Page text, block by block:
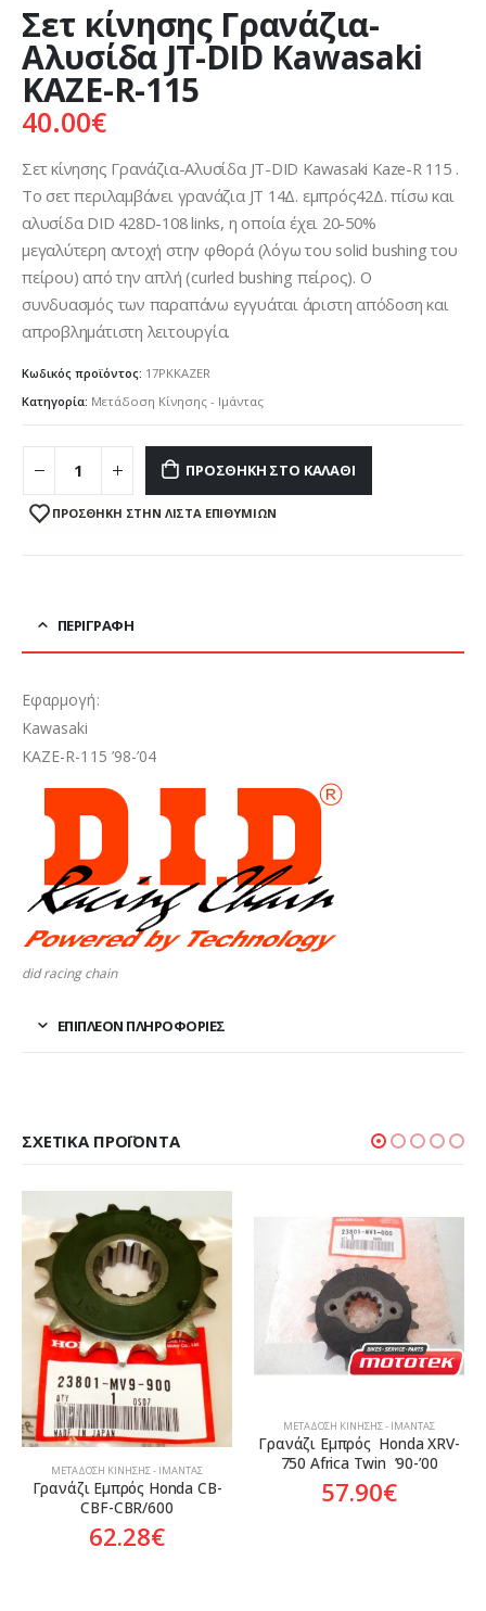
Σετ κίνησης Γρανάζια-
Αλυσίδα JT-DID Kawasaki
KAZE-R-115
40.00€
Σετ κίνησης Γρανάζια-Αλυσίδα JT-DID Kawasaki Kaze-R 115 .
Το σετ περιλαμβάνει γρανάζια JT 14Δ. εμπρός42Δ. πίσω και
αλυσίδα DID 428D-108 links, η οποία έχει 20-50%
μεγαλύτερη αντοχή στην φθορά (λόγω του solid bushing του
πείρου) από την απλή (curled bushing πείρος). Ο
συνδυασμός των παραπάνω εγγυάται άριστη απόδοση και
απροβλημάτιστη λειτουργία.
Κωδικός προϊόντος: 17PKKAZER
Κατηγορία: Μετάδοση Κίνησης - Ιμάντας
ΠΡΟΣΘΉΚΗ ΣΤΟ ΚΑΛΆΘΙ
ΠΡΌΣΘΉΚΗ ΣΤΗΝ ΛΊΣΤΑ ΕΠΙΘΥΜΙΏΝ
ΠΕΡΙΓΡΑΦΉ
Εφαρμογή:
Kawasaki
KAZE-R-115 ’98-’04
did racing chain
ΕΠΙΠΛΈΟΝ ΠΛΗΡΟΦΟΡΊΕΣ
ΣΧΕΤΙΚΆ ΠΡΟΪΌΝΤΑ
ΜΕΤΆΔΟΣΗ ΚΊΝΗΣΗΣ - ΙΜΆΝΤΑΣ
Γρανάζι Εμπρός Honda CB-
CBF-CBR/600
62.28€
ΜΕΤΆΔΟΣΗ ΚΊΝΗΣΗΣ - ΙΜΆΝΤΑΣ
Γρανάζι Εμπρός  Honda XRV-
750 Africa Twin  ’90-’00
57.90€